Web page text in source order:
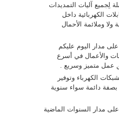
لِجميع آليات التمديدات
الكهربائية داخل
ولا وملائمة الأحمال
مدار اليوم عليكم
والأعمال في أسرع
متميز وسريع .
الكهرباء وتوفير
بصفة دائمة سواء سنوية
على مدار السنوات الماضية